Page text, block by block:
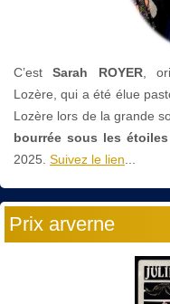
C’estSarah ROYER,
Lozère, qui a été élue
Lozère lors de la grande
bourrée sous les
2025. Suivez le lien...
Prix arverne